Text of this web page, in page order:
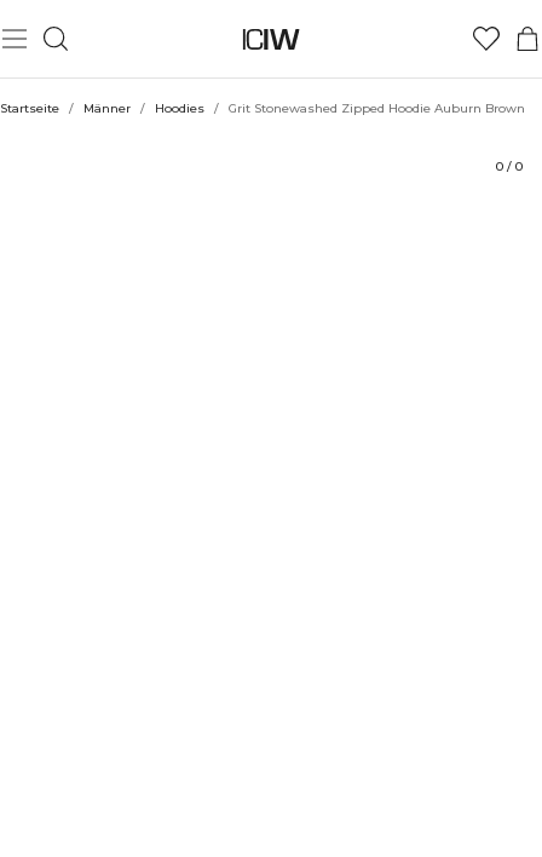
Startseite / Männer / Hoodies / Grit Stonewashed Zipped Hoodie Auburn Brown
0 / 0